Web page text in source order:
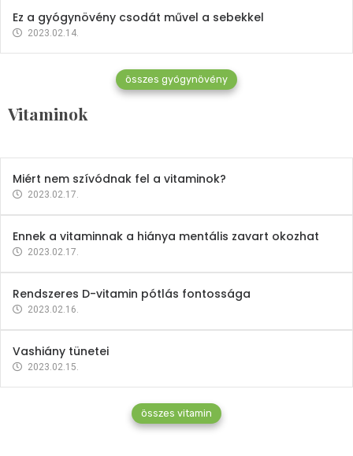
Ez a gyógynövény csodát művel a sebekkel
2023.02.14.
összes gyógynövény
Vitaminok
Vitaminok
Mindent a B-12 vitaminról
2023.02.27.
Miért nem szívódnak fel a vitaminok?
2023.02.17.
Ennek a vitaminnak a hiánya mentális zavart okozhat
2023.02.17.
Rendszeres D-vitamin pótlás fontossága
2023.02.16.
Vashiány tünetei
2023.02.15.
összes vitamin